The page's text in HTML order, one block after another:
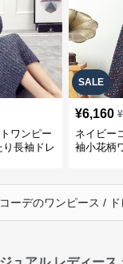
ワンピー
長袖ドレ
SALE
¥6,160 ¥
ネイビー
袖小花柄
ーデのワンピース / ド